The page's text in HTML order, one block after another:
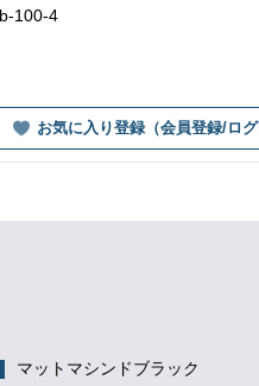
100-4
お気に入り登録（会員登録/ロ
マットマシンドブラック